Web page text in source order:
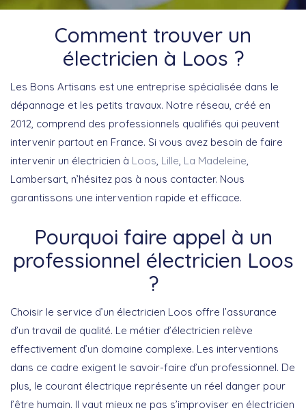
Comment trouver un
électricien à Loos ?
Les Bons Artisans est une entreprise spécialisée dans le
dépannage et les petits travaux. Notre réseau, créé en
2012, comprend des professionnels qualifiés qui peuvent
intervenir partout en France. Si vous avez besoin de faire
intervenir un électricien à Loos Lille La Madeleine
Lambersart, n’hésitez pas à nous contacter. Nous
garantissons une intervention rapide et efficace.
Pourquoi faire appel à un
professionnel électricien Loos
?
Choisir le service d’un électricien Loos offre l’assurance
d’un travail de qualité. Le métier d’électricien relève
effectivement d’un domaine complexe. Les interventions
dans ce cadre exigent le savoir-faire d’un professionnel. De
plus, le courant électrique représente un réel danger pour
l’être humain. Il vaut mieux ne pas s’improviser en électricien